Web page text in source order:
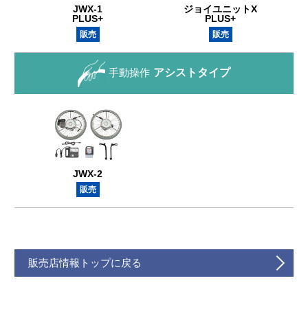
JWX-1
PLUS+
販売
ジョイユニットX
PLUS+
販売
手動操作 アシストタイプ
JWX-2
販売
販売店情報トップに戻る